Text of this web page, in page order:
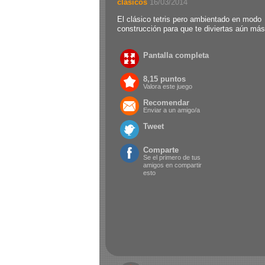
clasicos 16/03/2014
El clásico tetris pero ambientado en modo
construcción para que te diviertas aún
Pantalla completa
8,15 puntos
Valora este juego
Recomendar
Enviar a un amigo/a
Tweet
Comparte
Se el primero de tus
amigos en compartir
esto